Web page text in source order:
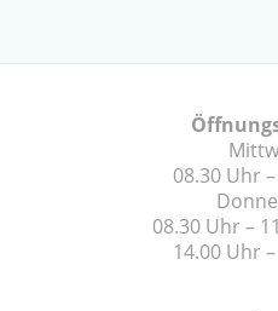
08.30 Uhr
08.30 Uhr –
14.00 Uhr